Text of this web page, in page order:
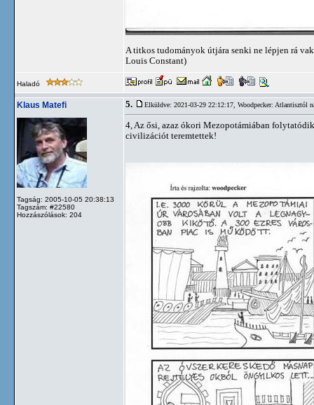
A titkos tudományok útjára senki ne lépjen rá
Louis Constant)
Haladó
Klaus Matefi
Tagság: 2005-10-05 20:38:13
Tagszám: #22580
Hozzászólások: 204
5. Elküldve: 2021-03-29 22:12:17, Woodpecker: Atlantisztól
4, Az ősi, azaz ókori Mezopotámiában
civilizációt teremtettek!